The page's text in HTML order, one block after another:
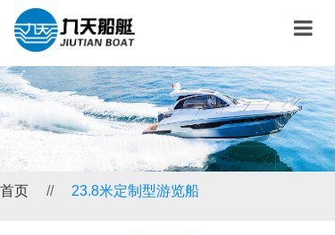
首页
关
产
首页 // 23.8米定制型游览船